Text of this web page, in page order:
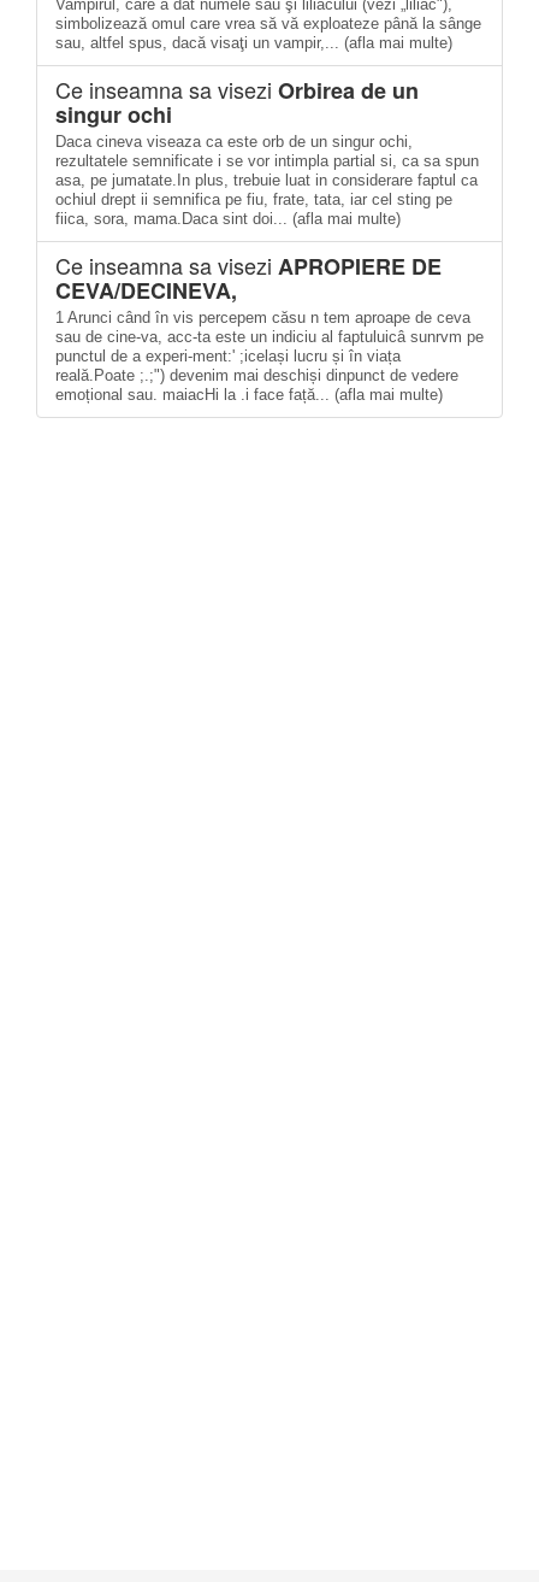
Vampirul, care a dat numele său şi liliacului (vezi „liliac"),
simbolizează omul care vrea să vă exploateze până la sânge
sau, altfel spus, dacă visaţi un vampir,... (afla mai multe)
Ce inseamna sa visezi Orbirea de un
singur ochi
Daca cineva viseaza ca este orb de un singur ochi,
rezultatele semnifi­cate i se vor intimpla partial si, ca sa spun
asa, pe jumatate.In plus, trebuie luat in considerare faptul ca
ochiul drept ii semnifica pe fiu, frate, tata, iar cel sting pe
fiica, sora, mama.Daca sint doi... (afla mai multe)
Ce inseamna sa visezi APROPIERE DE
CEVA/DECINEVA,
1 Arunci când în vis percepem căsu n tem aproape de ceva
sau de cine-va, acc-ta este un indiciu al faptuluicâ sunrvm pe
punctul de a experi-ment:' ;icelași lucru și în viața
reală.Poate ;.;") devenim mai deschiși dinpunct de vedere
emoțional sau. maiacHi la .i face față... (afla mai multe)